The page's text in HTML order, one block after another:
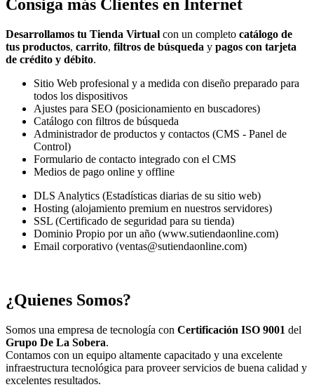
Consiga más Clientes en Internet
Desarrollamos tu Tienda Virtual con un completo catálogo de
tus productos, carrito, filtros de búsqueda y pagos con tarjeta
de crédito y débito.
Sitio Web profesional y a medida con diseño preparado para
todos los dispositivos
Ajustes para SEO (posicionamiento en buscadores)
Catálogo con filtros de búsqueda
Administrador de productos y contactos (CMS - Panel de
Control)
Formulario de contacto integrado con el CMS
Medios de pago online y offline
DLS Analytics (Estadísticas diarias de su sitio web)
Hosting (alojamiento premium en nuestros servidores)
SSL (Certificado de seguridad para su tienda)
Dominio Propio por un año (www.sutiendaonline.com)
Email corporativo (ventas@sutiendaonline.com)
¿Quienes Somos?
Somos una empresa de tecnología con Certificación ISO 9001 del
Grupo De La Sobera.
Contamos con un equipo altamente capacitado y una excelente
infraestructura tecnológica para proveer servicios de buena calidad y
excelentes resultados.